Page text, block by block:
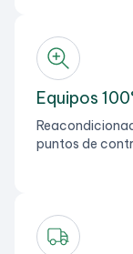
Equipos
puntos de